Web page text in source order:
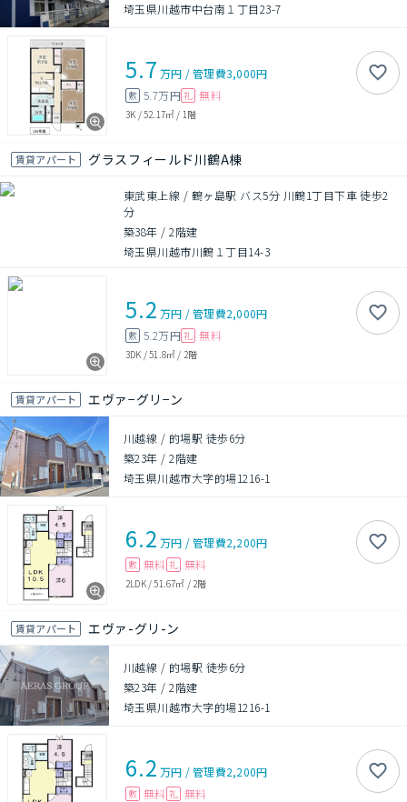
埼玉県川越市中台南１丁目23-7
5.7 万円 /管理費3,000円
敷 5.7万円 礼 無料
3K /52.17㎡ / 1階
賃貸アパート グラスフィールド川鶴A棟
東武東上線 / 鶴ヶ島駅 バス5分 川鶴1丁目下車 徒歩2
分
築38年 /2階建
埼玉県川越市川鶴１丁目14-3
5.2 万円 /管理費2,000円
敷 5.2万円 礼 無料
3DK /51.8㎡ / 2階
賃貸アパート エヴァ−グリ−ン
川越線 / 的場駅 徒歩6分
築23年 /2階建
埼玉県川越市大字的場1216-1
6.2 万円 /管理費2,200円
敷 無料 礼 無料
2LDK/51.67㎡ / 2階
賃貸アパート エヴァ-グリ-ン
川越線 / 的場駅 徒歩6分
築23年 /2階建
埼玉県川越市大字的場1216-1
6.2 万円 /管理費2,200円
敷 無料 礼 無料